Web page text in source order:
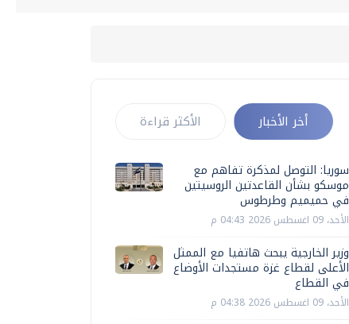
أخر الأخبار الأكثر قراءة
سوريا: التوصل لمذكرة تفاهم مع
موسكو بشأن القاعدتين الروسيتين
في حميميم وطرطوس
الأحد، 09 اغسطس 2026 04:43 م
وزير الخارجية يبحث هاتفيا مع الممثل
الأعلى لقطاع غزة مستجدات الأوضاع
في القطاع
الأحد، 09 اغسطس 2026 04:38 م